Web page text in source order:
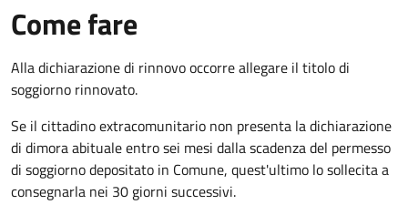
Come fare
Alla dichiarazione di rinnovo occorre allegare il titolo di
soggiorno rinnovato.
Se il cittadino extracomunitario non presenta la dichiarazione
di dimora abituale entro sei mesi dalla scadenza del permesso
di soggiorno depositato in Comune, quest'ultimo lo sollecita a
consegnarla nei 30 giorni successivi.